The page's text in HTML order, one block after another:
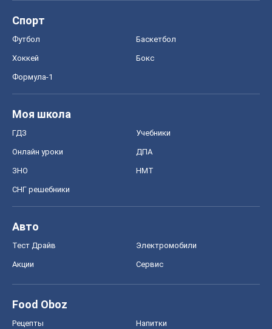
Спорт
Футбол Баскетбол
Хоккей Бокс
Формула-1
Моя школа
ГДЗ Учебники
Онлайн уроки ДПА
ЗНО НМТ
СНГ решебники
Авто
Тест Драйв Электромобили
Акции Сервис
Food Oboz
Рецепты Напитки